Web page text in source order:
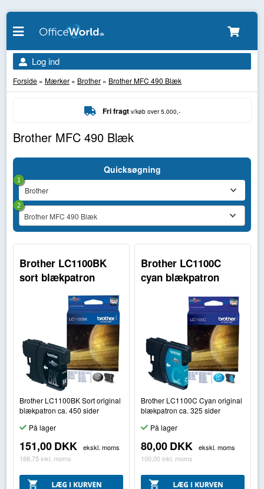
Log ind
Forside» Mærker» Brother» Brother MFC 490 Blæk
Fri fragt v/køb over 5.000,-
Brother MFC 490 Blæk
Quicksøgning
1
Brother MFC 490 Blæk
2
Brother LC1100BK
sort blækpatron
Brother LC1100BK Sort original
blækpatron ca. 450 sider
På lager
151,00DKK
ekskl. moms
188,75 inkl. moms
Brother LC1100C
cyan blækpatron
Brother LC1100C Cyan original
blækpatron ca. 325 sider
På lager
80,00DKK
ekskl. moms
100,00 inkl. moms